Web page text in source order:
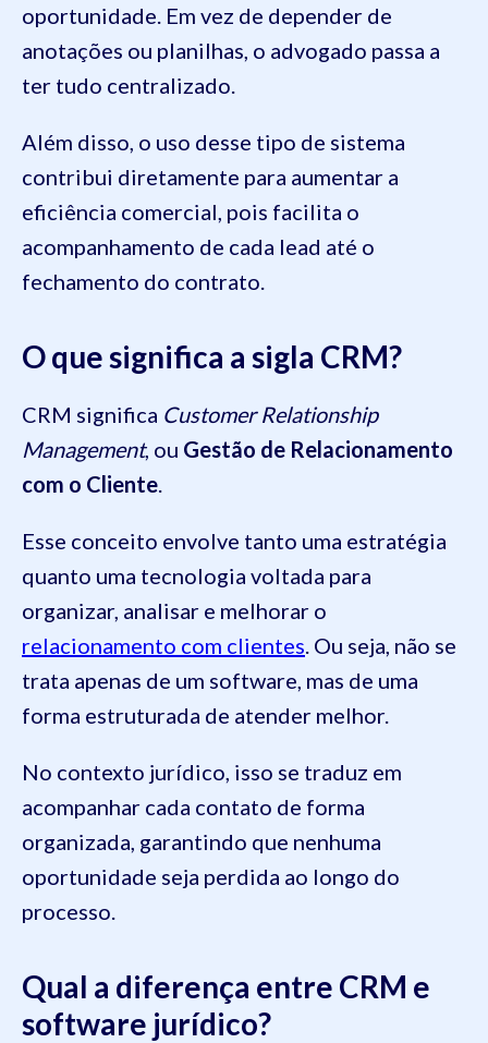
oportunidade. Em vez de depender de
anotações ou planilhas, o advogado passa a
ter tudo centralizado.
Além disso, o uso desse tipo de sistema
contribui diretamente para aumentar a
eficiência comercial, pois facilita o
acompanhamento de cada lead até o
fechamento do contrato.
O que significa a sigla CRM?
CRM significa Customer Relationship
Management, ou Gestão de Relacionamento
com o Cliente
Esse conceito envolve tanto uma estratégia
quanto uma tecnologia voltada para
organizar, analisar e melhorar o
relacionamento com clientes . Ou seja, não se
trata apenas de um software, mas de uma
forma estruturada de atender melhor.
No contexto jurídico, isso se traduz em
acompanhar cada contato de forma
organizada, garantindo que nenhuma
oportunidade seja perdida ao longo do
processo.
Qual a diferença entre CRM e
software jurídico?